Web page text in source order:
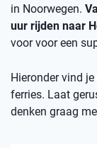
in Noorwegen.
uur rijden naar
voor voor een
Hieronder vind
ferries. Laat
denken graag